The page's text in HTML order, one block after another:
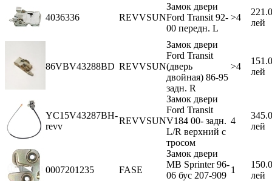
4036336 REVVSUN
Замок двери
Ford Transit 92-
00 передн. L
>4
лей
86VBV43288BD REVVSUN
Замок двери
Ford Transit
(дверь
двойная) 86-95
задн. R
>4
лей
YC15V43287BH-
revv
REVVSUN
Замок двери
Ford Transit
V184 00- задн.
L/R верхний с
тросом
4
лей
0007201235 FASE
Замок двери
MB Sprinter 96-
06 бус 207-909
1
лей